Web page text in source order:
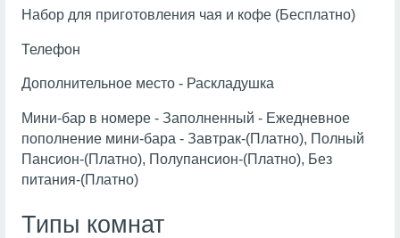
Набор для приготовления чая и кофе (Бесплатно)
Телефон
Дополнительное место - Раскладушка
Мини-бар в номере - Заполненный - Ежедневное
пополнение мини-бара - Завтрак-(Платно), Полный
Пансион-(Платно), Полупансион-(Платно), Без
питания-(Платно)
Типы комнат